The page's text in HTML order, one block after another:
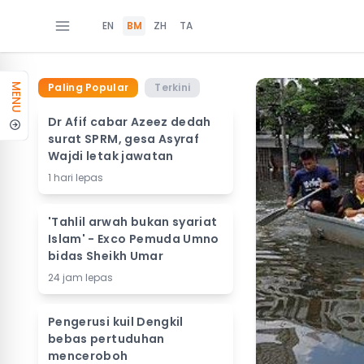
EN BM ZH TA
MENU Paling Popular Terkini
Dr Afif cabar Azeez dedah
surat SPRM, gesa Asyraf
Wajdi letak jawatan
1 hari lepas
'Tahlil arwah bukan syariat
Islam' - Exco Pemuda Umno
bidas Sheikh Umar
24 jam lepas
Pengerusi kuil Dengkil
bebas pertuduhan
menceroboh